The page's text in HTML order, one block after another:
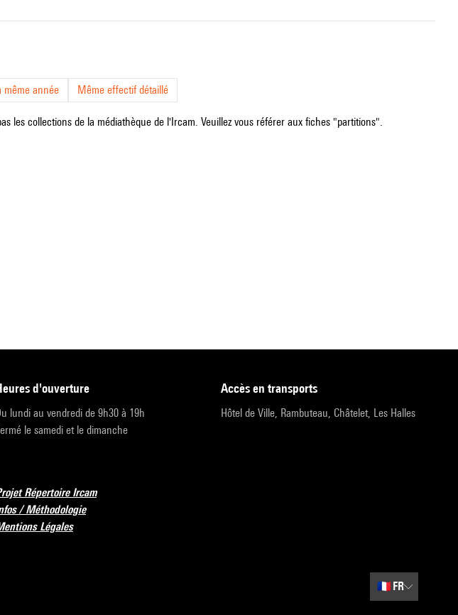
même année Même effectif détaillé
les collections de la médiathèque de l'Ircam. Veuillez vous référer aux fiches "partitions".
heures d'ouverture
lundi au vendredi de 9h30 à 19h
le samedi et le dimanche
accès en transports
Hôtel de Ville, Rambuteau, Châtelet, Les Halles
Répertoire Ircam
/ Méthodologie
Légales
🇫🇷 FR